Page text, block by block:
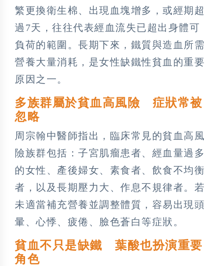
繁更換衛生棉、出現血塊增多，或經期超
過7天，往往代表經血流失已超出身體可
負荷的範圍。長期下來，鐵質與造血所需
營養大量消耗，是女性缺鐵性貧血的重要
原因之一。
多族群屬於貧血高風險 症狀常被
忽略
周宗翰中醫師指出，臨床常見的貧血高風
險族群包括：子宮肌瘤患者、經血量過多
的女性、產後婦女、素食者、飲食不均衡
者，以及長期壓力大、作息不規律者。若
未適當補充營養並調整體質，容易出現頭
暈、心悸、疲倦、臉色蒼白等症狀。
貧血不只是缺鐵 葉酸也扮演重要
角色